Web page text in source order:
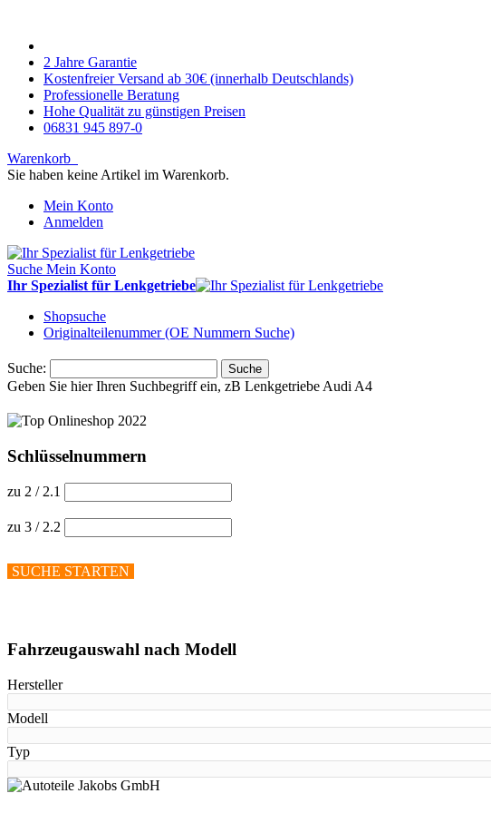
2 Jahre Garantie
Kostenfreier Versand ab 30€ (innerhalb Deutschlands)
Professionelle Beratung
Hohe Qualität zu günstigen Preisen
06831 945 897-0
Warenkorb
Sie haben keine Artikel im Warenkorb.
Mein Konto
Anmelden
Suche Mein Konto
Ihr Spezialist für Lenkgetriebe
Shopsuche
Originalteilenummer (OE Nummern Suche)
Suche: Suche
Geben Sie hier Ihren Suchbegriff ein, zB Lenkgetriebe Audi A4
Schlüsselnummern
zu 2 / 2.1
zu 3 / 2.2
SUCHE STARTEN
Fahrzeugauswahl nach Modell
Hersteller
Modell
Typ